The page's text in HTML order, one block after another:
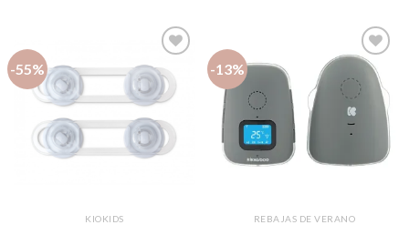
-55%
Añadir
lista de
deseos
KIOKIDS
-13%
Añadir
lista de
deseos
REBAJAS DE VERANO